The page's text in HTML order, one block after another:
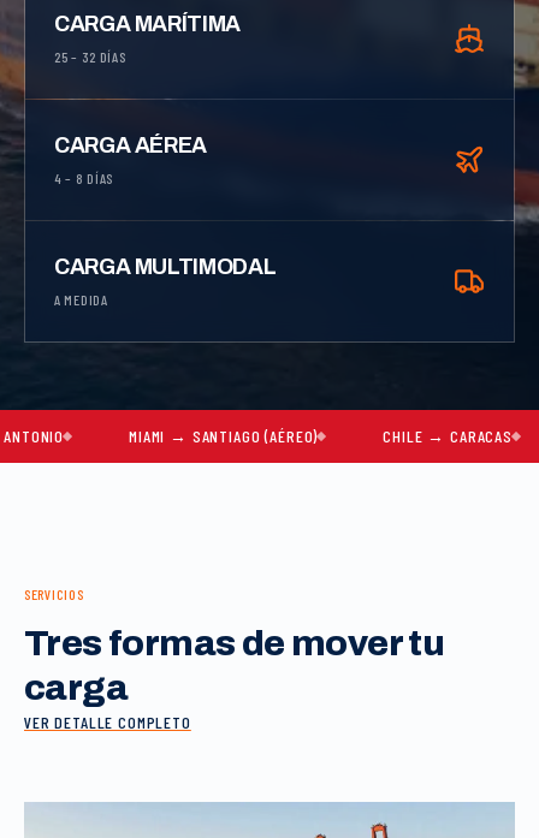
CARGA MARÍTIMA
25 – 32 DÍAS
CARGA AÉREA
4 – 8 DÍAS
CARGA MULTIMODAL
A MEDIDA
MIAMI → SANTIAGO (AÉREO) CHILE → CARACAS
SERVICIOS
Tres formas de mover tu
carga
VER DETALLE COMPLETO